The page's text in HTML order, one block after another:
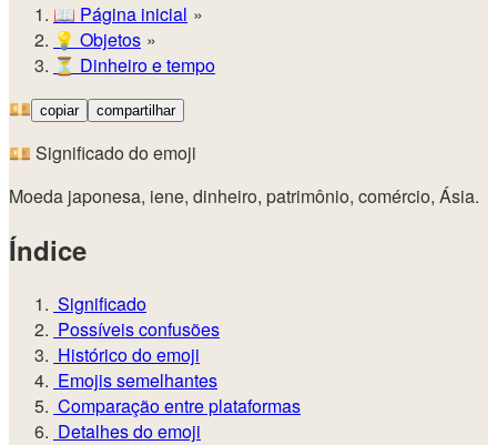
📖 Página inicial
💡️ Objetos
⏳ Dinheiro e tempo
💴 copiar compartilhar
💴 Significado do emoji
Moeda japonesa, iene, dinheiro, patrimônio, comércio, Ásia.
Índice
Significado
Possíveis confusões
Histórico do emoji
Emojis semelhantes
Comparação entre plataformas
Detalhes do emoji